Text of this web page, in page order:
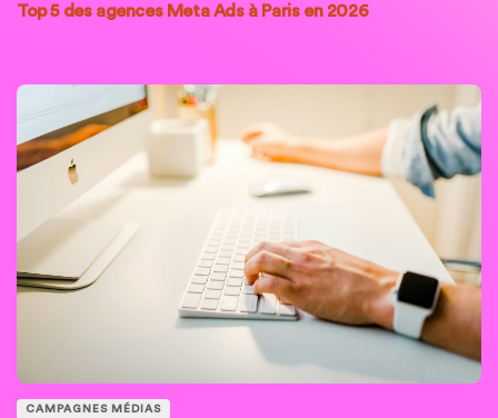
Top 5 des agences Meta Ads à Paris en 2026
CAMPAGNES MÉDIAS